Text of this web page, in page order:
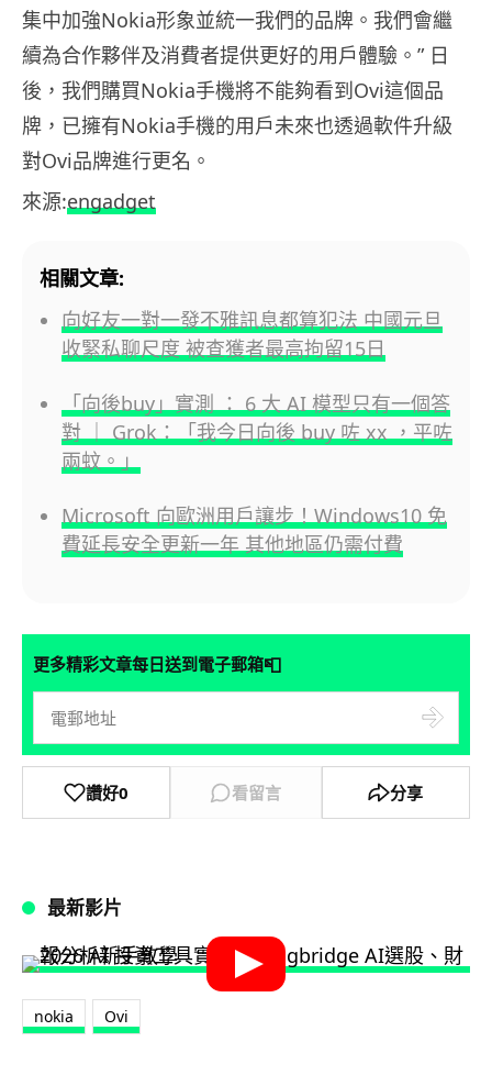
集中加強Nokia形象並統一我們的品牌。我們會繼
續為合作夥伴及消費者提供更好的用戶體驗。” 日
後，我們購買Nokia手機將不能夠看到Ovi這個品
牌，已擁有Nokia手機的用戶未來也透過軟件升級
對Ovi品牌進行更名。
來源:engadget
相關文章:
向好友一對一發不雅訊息都算犯法 中國元旦
收緊私聊尺度 被查獲者最高拘留15日
「向後buy」實測 ： 6 大 AI 模型只有一個答
對 ｜ Grok：「我今日向後 buy 咗 xx ，平咗
兩蚊。」
Microsoft 向歐洲用戶讓步！Windows10 免
費延長安全更新一年 其他地區仍需付費
更多精彩文章每日送到電子郵箱📮
讚好0 看留言 分享
最新影片
nokia Ovi